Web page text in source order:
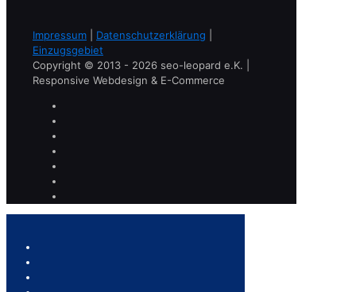
Impressum Datenschutzerklärung
Einzugsgebiet
Copyright © 2013 - 2026 seo-leopard e.K. |
Responsive Webdesign & E-Commerce